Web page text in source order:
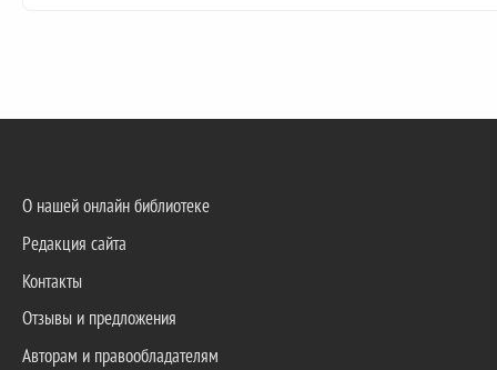
О нашей онлайн библиотеке
Редакция сайта
Контакты
Отзывы и предложения
Авторам и правообладателям